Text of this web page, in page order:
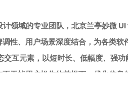
可视化界面
领域的专业团队， 北京兰亭妙微 UI
性、用户场景深度结合，为各类软
交互元素，以短时长、低幅度、强
干扰用户操作的前提下，优化信息